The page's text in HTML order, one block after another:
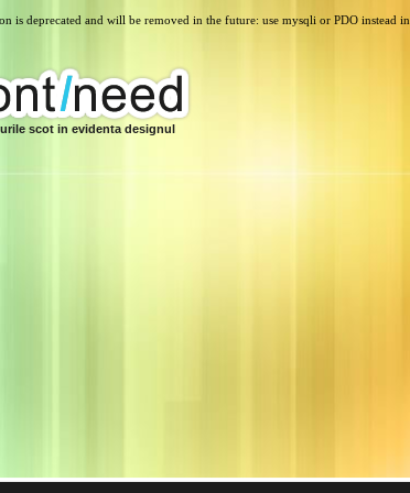
is deprecated and will be removed in the future: use mysqli or PDO instead in
scot in evidenta designul